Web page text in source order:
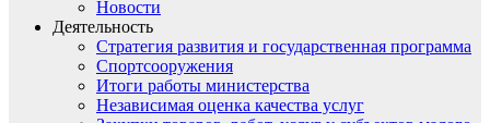
Новости
Деятельность
Стратегия развития и государственная программа
Спортсооружения
Итоги работы министерства
Независимая оценка качества услуг